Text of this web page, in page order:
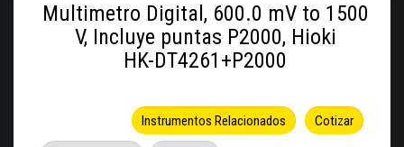
Multimetro Digital, 600.0 mV to 1500
V, Incluye puntas P2000, Hioki
HK-DT4261+P2000
Cotizar
Instrumentos Relacionados